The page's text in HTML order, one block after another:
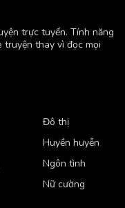
trực tuyến. Tính năng
thay vì đọc mọi
Đô thị
Huyền huyễn
Ngôn tình
Nữ cường